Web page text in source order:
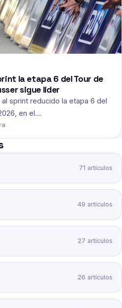
la etapa 6 del Tour de
sigue líder
sprint reducido la etapa 6 del
en el…
71 artículos
49 artículos
27 artículos
26 artículos